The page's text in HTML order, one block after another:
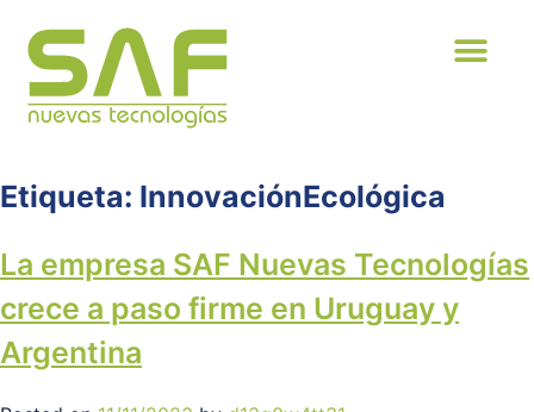
Etiqueta: InnovaciónEcológica
La empresa SAF Nuevas Tecnologías
crece a paso firme en Uruguay y
Argentina